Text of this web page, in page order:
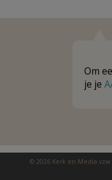
Om
je je
© 2026 Kerk en Media vzw